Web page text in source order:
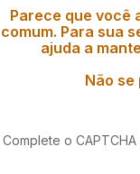
Parece que você
comum. Para sua
ajuda a
Não
Complete o